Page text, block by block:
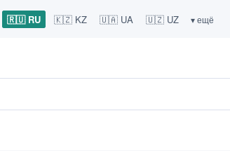
🇷🇺 RU 🇰🇿 KZ 🇺🇦 UA 🇺🇿 UZ ▾ ещё